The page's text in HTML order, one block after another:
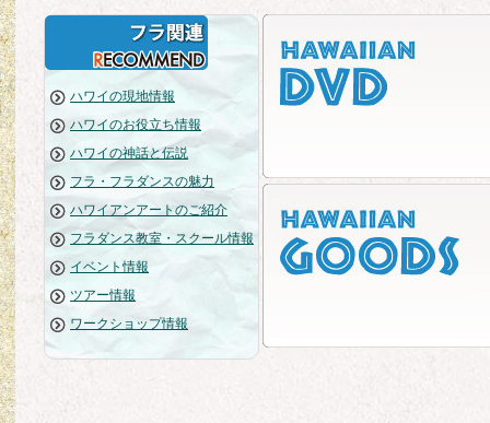
ハワイの現地情報
ハワイのお役立ち情報
ハワイの神話と伝説
フラ・フラダンスの魅力
ハワイアンアートのご紹介
フラダンス教室・スクール情報
イベント情報
ツアー情報
ワークショップ情報